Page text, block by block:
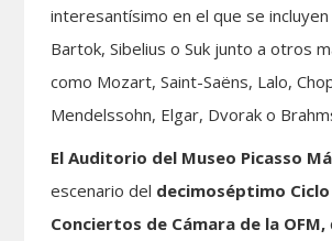
interesantísimo en el que se
Bartok, Sibelius o Suk junto a otros
como Mozart, Saint-Saëns, Lalo,
Mendelssohn, Elgar, Dvorak o
El Auditorio del Museo Picasso
escenario del decimoséptimo
Conciertos de Cámara de la OFM,